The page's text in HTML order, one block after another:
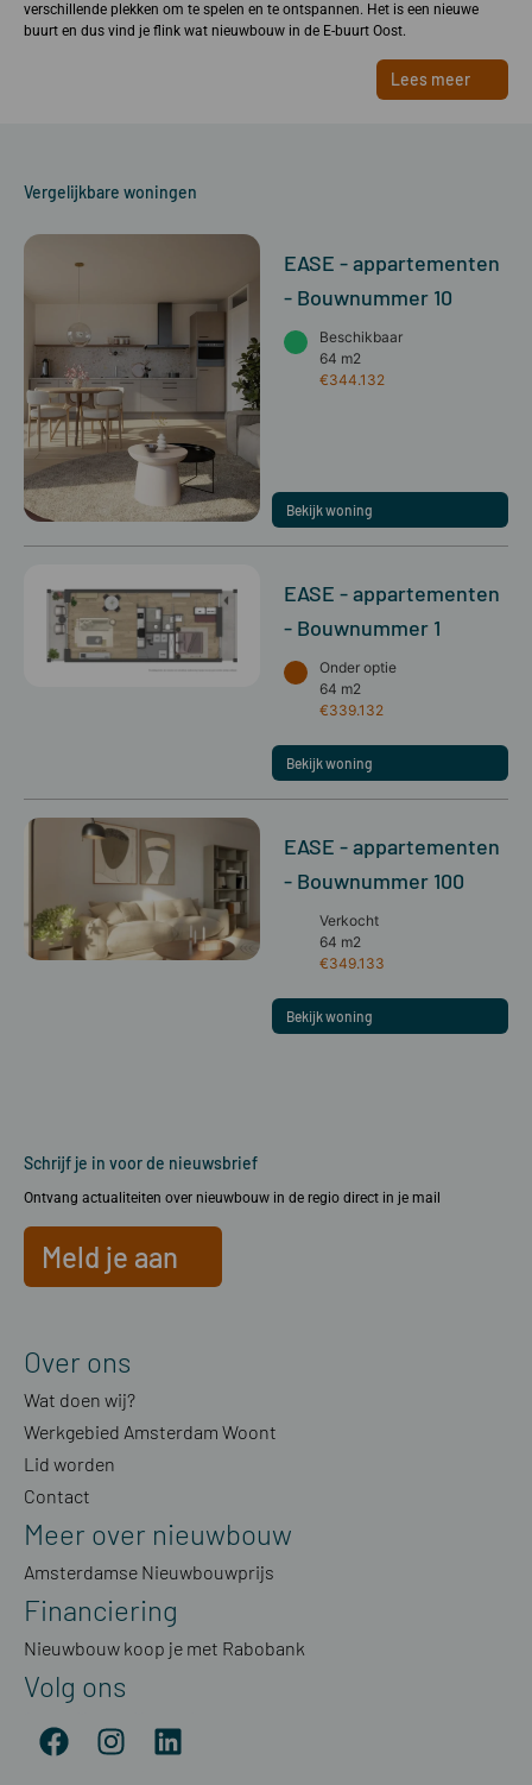
verschillende plekken om te spelen en te ontspannen. Het is een nieuwe
buurt en dus vind je flink wat nieuwbouw in de E-buurt Oost.
Lees meer
Vergelijkbare woningen
EASE - appartementen
- Bouwnummer 10
Beschikbaar
64 m2
€344.132
Bekijk woning
EASE - appartementen
- Bouwnummer 1
Onder optie
64 m2
€339.132
Bekijk woning
EASE - appartementen
- Bouwnummer 100
Verkocht
64 m2
€349.133
Bekijk woning
Schrijf je in voor de nieuwsbrief
Ontvang actualiteiten over nieuwbouw in de regio direct in je mail
Meld je aan
Over ons
Wat doen wij?
Werkgebied Amsterdam Woont
Lid worden
Contact
Meer over nieuwbouw
Amsterdamse Nieuwbouwprijs
Financiering
Nieuwbouw koop je met Rabobank
Volg ons